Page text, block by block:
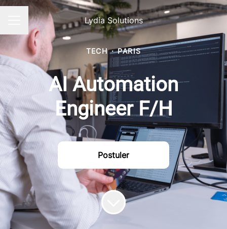
Menu carrière
Lydia Solutions
TECH · PARIS
AI Automation
Engineer F/H
Postuler